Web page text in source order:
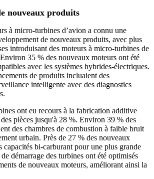
nouveaux produits
à micro-turbines d’avion a connu une
de nouveaux produits, avec plus
introduisant des moteurs à micro-turbines de
35 % des nouveaux moteurs ont été
avec les systèmes hybrides-électriques.
de produits incluaient des
intelligente avec des diagnostics
ont eu recours à la fabrication additive
pièces jusqu'à 28 %. Environ 39 % des
des chambres de combustion à faible bruit
urbain. Près de 27 % des nouveaux
capacités bi-carburant pour une plus grande
démarrage des turbines ont été optimisés
de nouveaux moteurs, améliorant ainsi la